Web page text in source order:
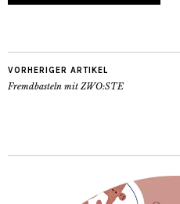
VORHERIGER ARTIKEL
Fremdbasteln mit ZWO:STE